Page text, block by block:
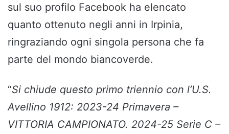
sul suo profilo Facebook ha elencato
quanto ottenuto negli anni in Irpinia,
ringraziando ogni singola persona che fa
parte del mondo biancoverde.
“Si chiude questo primo triennio con l’U.S.
Avellino 1912: 2023-24 Primavera –
VITTORIA CAMPIONATO. 2024-25 Serie C –